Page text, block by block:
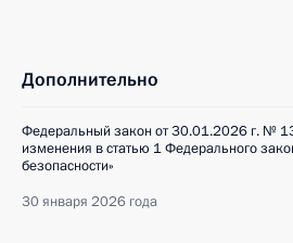
Дополнительно
Федеральный закон от 30.01.2026 г. №
изменения в статью 1 Федерального
безопасности»
30 января 2026 года